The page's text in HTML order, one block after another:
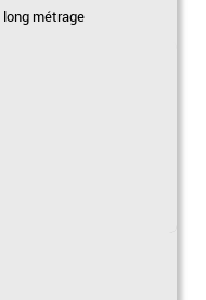
long métrage